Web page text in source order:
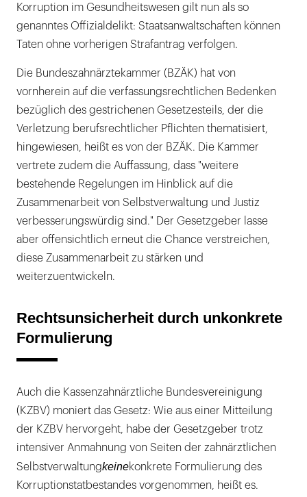
Korruption im Gesundheitswesen gilt nun als so
genanntes Offizialdelikt: Staatsanwaltschaften können
Taten ohne vorherigen Strafantrag verfolgen.
Die Bundeszahnärztekammer (BZÄK) hat von
vornherein auf die verfassungsrechtlichen Bedenken
bezüglich des gestrichenen Gesetzesteils, der die
Verletzung berufsrechtlicher Pflichten thematisiert,
hingewiesen, heißt es von der BZÄK. Die Kammer
vertrete zudem die Auffassung, dass "weitere
bestehende Regelungen im Hinblick auf die
Zusammenarbeit von Selbstverwaltung und Justiz
verbesserungswürdig sind." Der Gesetzgeber lasse
aber offensichtlich erneut die Chance verstreichen,
diese Zusammenarbeit zu stärken und
weiterzuentwickeln.
Rechtsunsicherheit durch unkonkrete
Formulierung
Auch die Kassenzahnärztliche Bundesvereinigung
(KZBV) moniert das Gesetz: Wie aus einer Mitteilung
der KZBV hervorgeht, habe der Gesetzgeber trotz
intensiver Anmahnung von Seiten der zahnärztlichen
Selbstverwaltungkeinekonkrete Formulierung des
Korruptionstatbestandes vorgenommen, heißt es.